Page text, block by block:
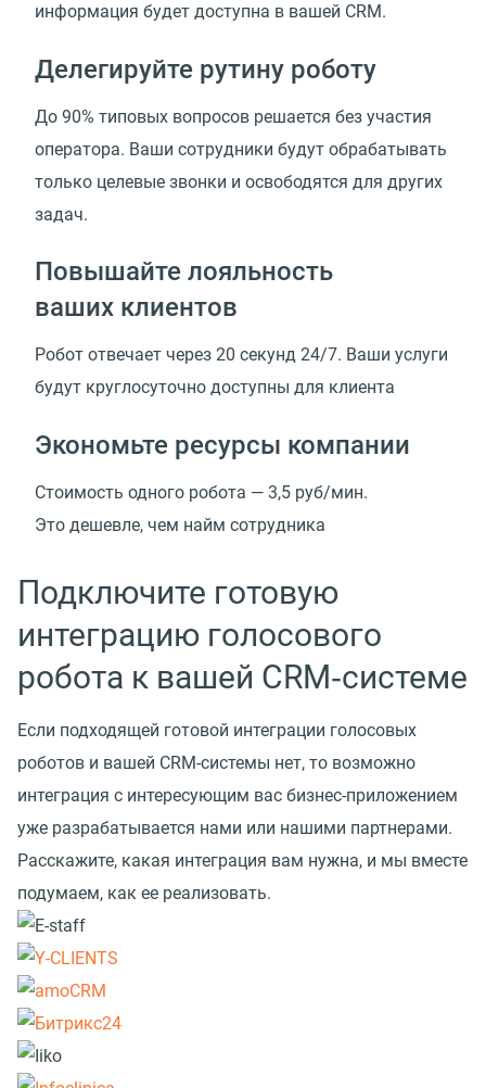
информация будет доступна в вашей CRM.
Делегируйте рутину роботу
До 90% типовых вопросов решается без участия
оператора. Ваши сотрудники будут обрабатывать
только целевые звонки и освободятся для других
задач.
Повышайте лояльность
ваших клиентов
Робот отвечает через 20 секунд 24/7. Ваши услуги
будут круглосуточно доступны для клиента
Экономьте ресурсы компании
Стоимость одного робота — 3,5 руб/мин.
Это дешевле, чем найм сотрудника
Подключите готовую
интеграцию голосового
робота к вашей CRM‑системе
Если подходящей готовой интеграции голосовых
роботов и вашей CRM-системы нет, то возможно
интеграция с интересующим вас бизнес-приложением
уже разрабатывается нами или нашими партнерами.
Расскажите, какая интеграция вам нужна, и мы вместе
подумаем, как ее реализовать.